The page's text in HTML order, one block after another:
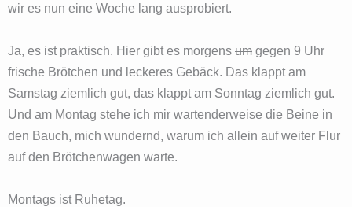
wir es nun eine Woche lang ausprobiert.
Ja, es ist praktisch. Hier gibt es morgens um gegen 9 Uhr
frische Brötchen und leckeres Gebäck. Das klappt am
Samstag ziemlich gut, das klappt am Sonntag ziemlich gut.
Und am Montag stehe ich mir wartenderweise die Beine in
den Bauch, mich wundernd, warum ich allein auf weiter Flur
auf den Brötchenwagen warte.
Montags ist Ruhetag.